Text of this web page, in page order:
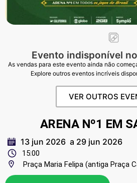
Evento indisponível
As vendas para este evento ainda não
Explore outros eventos incríveis
VER OUTROS
ARENA Nº1 EM
13 jun 2026 a 29 jun 2026
15:00
Praça Maria Felipa (antiga Praça